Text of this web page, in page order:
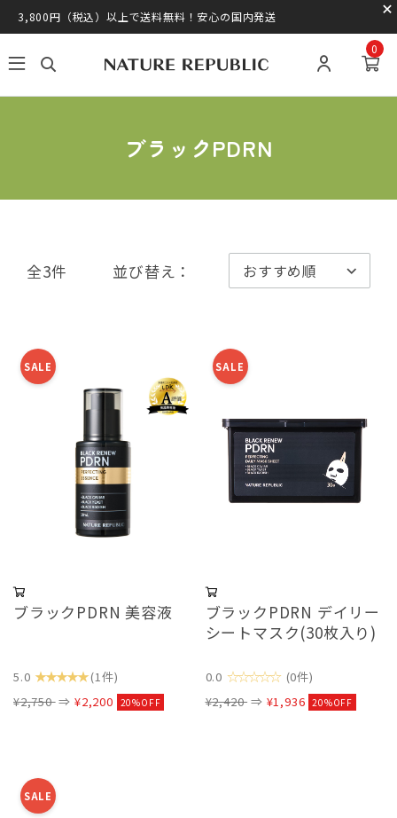
3,800円（税込）以上で送料無料！安心の国内発送
0
ブラックPDRN
全3件 並び替え：
SALE
ブラックPDRN 美容液
5.0 ★★★★★(1件)
¥2,750⇒¥2,200 20%OFF
SALE
ブラックPDRN デイリー
シートマスク(30枚入り)
0.0 ☆☆☆☆☆ (0件)
¥2,420 ⇒ ¥1,936 20%OFF
SALE